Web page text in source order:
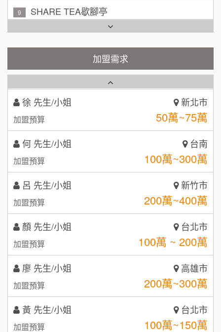
9 SHARE TEA歇腳亭
10 TEA TOP台灣第一味
Cozy coffee可集咖啡
3 秉宏小米甜甜圈
4 潮鍋癮
咖啡LOOK
鼎威維修
7 88thai發發泰-泰式飯行家
8 呷尚寶
9 SHARE TEA歇腳亭
10 TEA TOP台灣第一味
加盟需求
吳 先生/小姐 屏東縣
加盟預算 100萬~200萬
加盟預算 100萬 ~150萬
徐 先生/小姐 新北市
加盟預算 50萬~75萬
何 先生/小姐 台南
加盟預算 100萬~300萬
呂 先生/小姐 新竹市
加盟預算 200萬~400萬
顏 先生/小姐 台北市
加盟預算 100萬 ~ 200萬
廖 先生/小姐 高雄市
加盟預算 200萬~300萬
黃 先生/小姐 台北市
加盟預算 100萬~150萬
【曉妍美妝】誠徵行政櫃檯
自助洗衣店誠徵代洗收送人員(台中市)
MUSHEN徵SPA美容芳療師
日十。早午食加盟說明會
拾鑶火鍋加盟說明會
全家加盟說明會